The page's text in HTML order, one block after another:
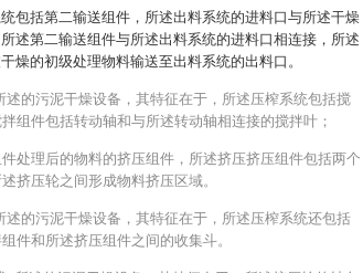
包括第二输送组件，所述出料系统的进料口与所述干燥
述第二输送组件与所述出料系统的进料口相连接，所述
燥的初级处理物料输送至出料系统的出料口。
述的污泥干燥设备，其特征在于，所述压榨系统包括搅
组件包括转动轴和与所述转动轴相连接的搅拌叶；
处理后的物料的挤压组件，所述挤压挤压组件包括两个
挤压轮之间形成物料挤压区域。
述的污泥干燥设备，其特征在于，所述压榨系统还包括
件和所述挤压组件之间的收集斗。